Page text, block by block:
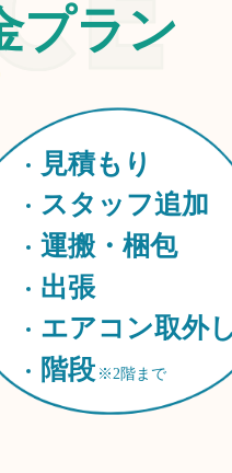
プラン
見積もり
スタッフ追加
運搬・梱包
出張
エアコン取外
階段 ※2階まで